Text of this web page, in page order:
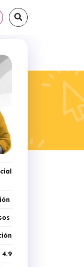
4.9